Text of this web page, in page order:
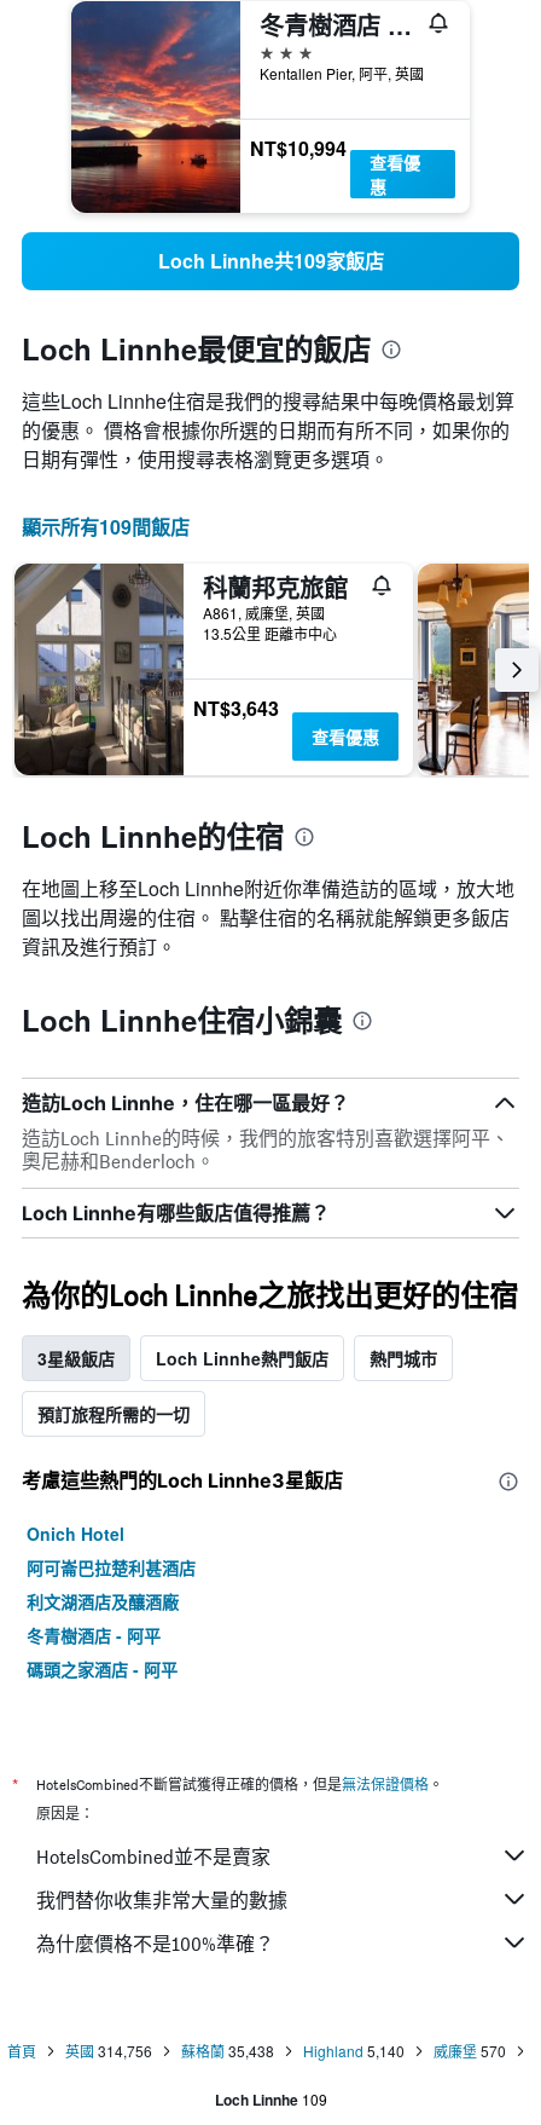
冬青樹酒店 - 阿平
3星級
Kentallen Pier, 阿平, 英國
NT$10,994
查看優
惠
Loch Linnhe共109家飯店
Loch Linnhe最便宜的飯店
這些Loch Linnhe​住宿是我們的搜尋結果中每晚價格最划算
的優惠。 價格會根據你所選的日期而有所不同，如果你的
日期有彈性，使用搜尋表格瀏覽更多選項。
顯示所有109間飯店
科蘭邦克旅館
A861, 威廉堡, 英國
13.5公里 距離市中心
NT$3,643
查看優惠
Loch Linnhe的住宿
在地圖上移至Loch Linnhe​​附近你準備造訪的區域，放大地
圖以找出周邊的住宿。 點擊住宿的名稱就能解鎖更多飯店
資訊及進行預訂。
Loch Linnhe住宿小錦囊
造訪Loch Linnhe，住在哪一區最好？
造訪Loch Linnhe的時候，我們的旅客特別喜歡選擇阿平、
奧尼赫和Benderloch。
Loch Linnhe有哪些飯店值得推薦？
為你的Loch Linnhe之旅找出更好的住宿
3星級飯店 Loch Linnhe熱門飯店 熱門城市
預訂旅程所需的一切
考慮這些熱門的Loch Linnhe3星​飯店
Onich Hotel
阿可崙巴拉楚利甚酒店
利文湖酒店及釀酒廠
冬青樹酒店 - 阿平
碼頭之家酒店 - 阿平
* HotelsCombined不斷嘗試獲得正確的價格，但是無法保證價格 。
原因是：
HotelsCombined並不是賣家
我們替你收集非常大量的數據
為什麼價格不是100%準確？
首頁 英國 314,756 蘇格蘭 35,438 Highland 5,140 威廉堡 570
Loch Linnhe 109